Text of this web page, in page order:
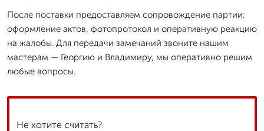
После поставки предоставляем сопровождение партии:
оформление актов, фотопротокол и оперативную реакцию
на жалобы. Для передачи замечаний звоните нашим
мастерам — Георгию и Владимиру, мы оперативно решим
любые вопросы.
Не хотите считать?